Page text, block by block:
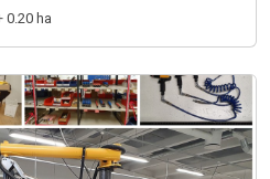
0.20 ha